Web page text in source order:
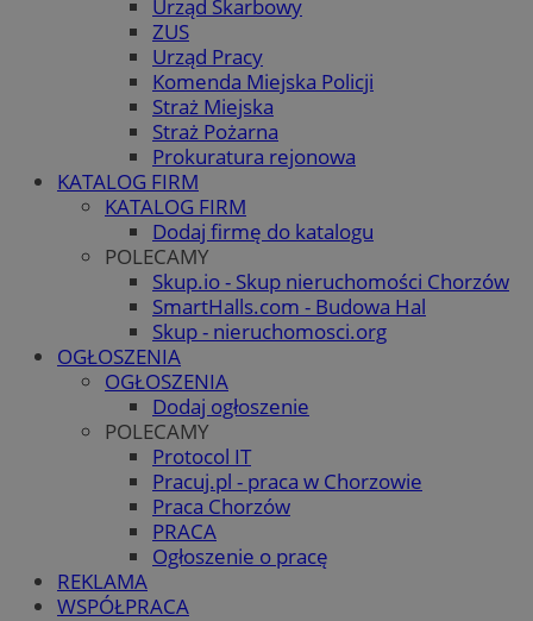
Urząd Skarbowy
ZUS
Urząd Pracy
Komenda Miejska Policji
Straż Miejska
Straż Pożarna
Prokuratura rejonowa
KATALOG FIRM
KATALOG FIRM
Dodaj firmę do katalogu
POLECAMY
Skup.io - Skup nieruchomości Chorzów
SmartHalls.com - Budowa Hal
Skup - nieruchomosci.org
OGŁOSZENIA
OGŁOSZENIA
Dodaj ogłoszenie
POLECAMY
Protocol IT
Pracuj.pl - praca w Chorzowie
Praca Chorzów
PRACA
Ogłoszenie o pracę
REKLAMA
WSPÓŁPRACA